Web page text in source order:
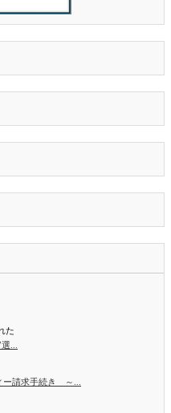
た
...
ー請求手続き ～...